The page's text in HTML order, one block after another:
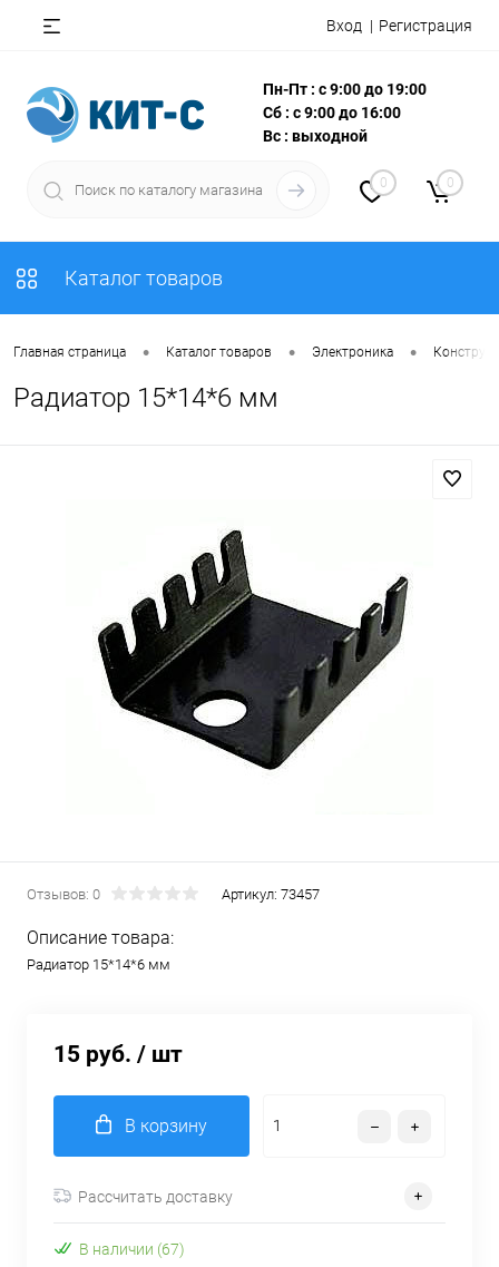
Вход Регистрация
Пн-Пт : с 9:00 до 19:00
Сб : с 9:00 до 16:00
Вс : выходной
0 0
Каталог товаров
Главная страница • Каталог товаров • Электроника •
Радиатор 15*14*6 мм
Отзывов: 0 Артикул: 73457
Описание товара:
Радиатор 15*14*6 мм
15 руб. / шт
В корзину
Рассчитать доставку
В наличии (67)